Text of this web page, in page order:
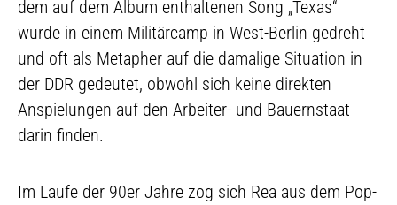
dem auf dem Album enthaltenen Song „Texas“
wurde in einem Militärcamp in West-Berlin gedreht
und oft als Metapher auf die damalige Situation in
der DDR gedeutet, obwohl sich keine direkten
Anspielungen auf den Arbeiter- und Bauernstaat
darin finden.
Im Laufe der 90er Jahre zog sich Rea aus dem Pop-